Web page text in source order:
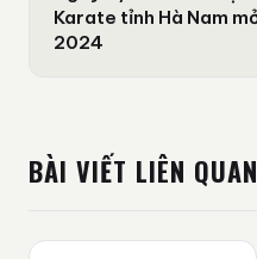
Karate tỉnh Hà Nam
2024
BÀI VIẾT LIÊN QUAN